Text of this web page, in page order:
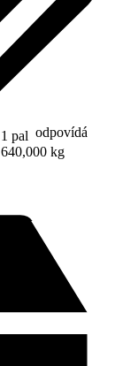
1 pal odpovídá
640,000 kg